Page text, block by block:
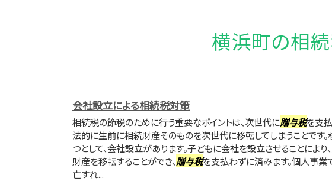
横浜町の相
会社設立による相続税対策
相続税の節税のために行う重要なポイントは、次世代に贈与税を支
法的に生前に相続財産そのものを次世代に移転してしまうことです
つとして、会社設立があります。子どもに会社を設立させることにより
財産を移転することができ、贈与税を支払わずに済みます。個人事
亡すれ...